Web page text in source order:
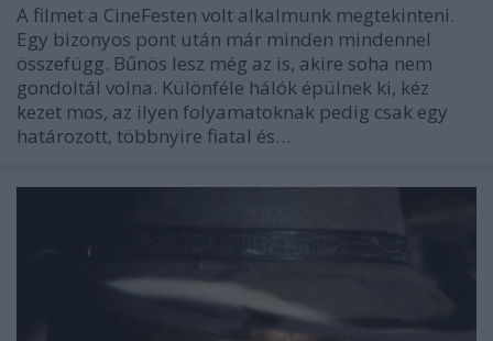
A filmet a CineFesten volt alkalmunk megtekinteni.
Egy bizonyos pont után már minden mindennel
összefügg. Bűnös lesz még az is, akire soha nem
gondoltál volna. Különféle hálók épülnek ki, kéz
kezet mos, az ilyen folyamatoknak pedig csak egy
határozott, többnyire fiatal és…